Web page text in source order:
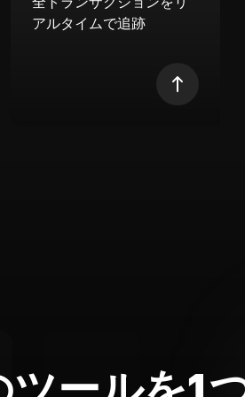
アルタイムで追跡